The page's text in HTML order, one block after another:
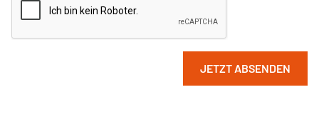
JETZT ABSENDEN